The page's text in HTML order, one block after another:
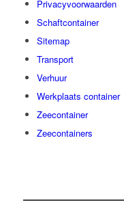
Privacyvoorwaarden
Schaftcontainer
Sitemap
Transport
Verhuur
Werkplaats container
Zeecontainer
Zeecontainers